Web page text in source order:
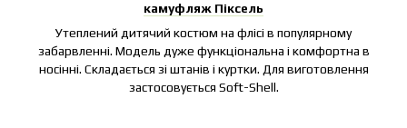
камуфляж Піксель
Утеплений дитячий костюм на флісі в популярному
забарвленні. Модель дуже функціональна і комфортна в
носінні. Складається зі штанів і куртки. Для виготовлення
застосовується Soft-Shell.